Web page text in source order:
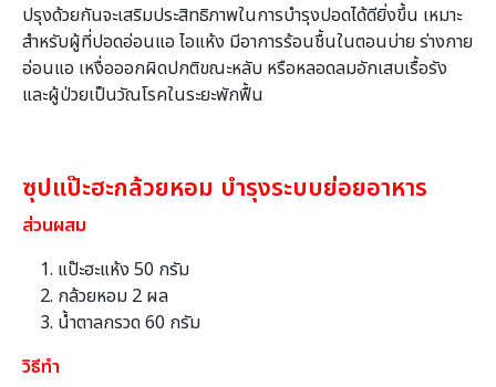
ปรุงด้วยกันจะเสริมประสิทธิภาพในการบำรุงปอดได้ดียิ่งขึ้น เหมาะ
สำหรับผู้ที่ปอดอ่อนแอ ไอแห้ง มีอาการร้อนชื้นในตอนบ่าย ร่างกาย
อ่อนแอ เหงื่อออกผิดปกติขณะหลับ หรือหลอดลมอักเสบเรื้อรัง
และผู้ป่วยเป็นวัณโรคในระยะพักฟื้น
ซุปแป๊ะฮะกล้วยหอม บำรุงระบบย่อยอาหาร
ส่วนผสม
แป๊ะฮะแห้ง 50 กรัม
กล้วยหอม 2 ผล
น้ำตาลกรวด 60 กรัม
วิธีทำ